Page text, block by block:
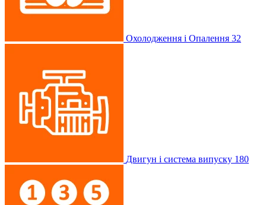
Охолодження і Опалення 32
Двигун і система випуску 180